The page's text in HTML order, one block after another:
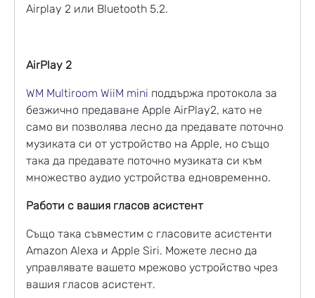
Airplay 2 или Bluetooth 5.2.
AirPlay 2
WM Multiroom WiiM mini поддържа протокола за
безжично предаване Apple AirPlay2, като не
само ви позволява лесно да предавате поточно
музиката си от устройство на Apple, но също
така да предавате поточно музиката си към
множество аудио устройства едновременно.
Работи с вашия гласов асистент
Също така съвместим с гласовите асистенти
Amazon Alexa и Apple Siri. Можете лесно да
управлявате вашето мрежово устройство чрез
вашия гласов асистент.